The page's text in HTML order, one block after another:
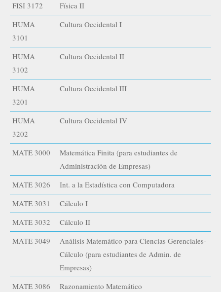
FISI 3172
Física II
HUMA
3101
Cultura Occidental I
HUMA
3102
Cultura Occidental II
HUMA
3201
Cultura Occidental III
HUMA
3202
Cultura Occidental IV
MATE 3000
Matemática Finita (para estudiantes de
Administración de Empresas)
MATE 3026
Int. a la Estadística con Computadora
MATE 3031
Cálculo I
MATE 3032
Cálculo II
MATE 3049
Análisis Matemático para Ciencias Gerenciales-
Cálculo (para estudiantes de Admin. de
Empresas)
MATE 3086
Razonamiento Matemático